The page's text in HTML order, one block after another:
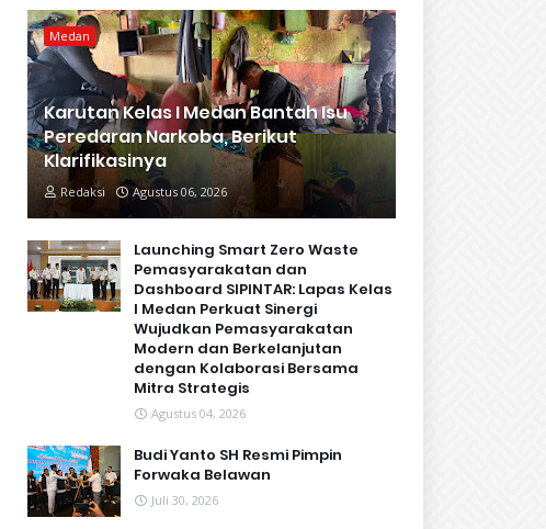
Medan
Karutan Kelas I Medan Bantah Isu
Peredaran Narkoba, Berikut
Klarifikasinya
Redaksi Agustus 06, 2026
Launching Smart Zero Waste
Pemasyarakatan dan
Dashboard SIPINTAR: Lapas Kelas
I Medan Perkuat Sinergi
Wujudkan Pemasyarakatan
Modern dan Berkelanjutan
dengan Kolaborasi Bersama
Mitra Strategis
Agustus 04, 2026
Budi Yanto SH Resmi Pimpin
Forwaka Belawan
Juli 30, 2026